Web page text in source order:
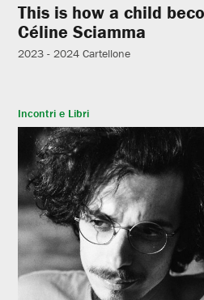
This is how a child
Céline Sciamma
2023 - 2024 Cartellone
Incontri e Libri